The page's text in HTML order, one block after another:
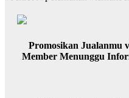
Promosikan Jualanmu
Member Menunggu